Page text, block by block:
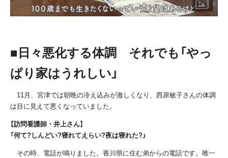
■日々悪化する体調 それでも「やっ
ぱり家はうれしい」
11月、宮津では朝晩の冷え込みが激しくなり、西原敏子さんの体調
は目に見えて悪くなっていました。
【訪問看護師・井上さん】
「何て?しんどい?寝れてえらい?夜は寝れた?」
その時、電話が鳴りました。香川県に住む弟からの電話です。唯一